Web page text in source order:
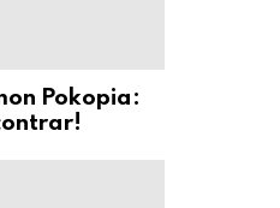
Pokopia: